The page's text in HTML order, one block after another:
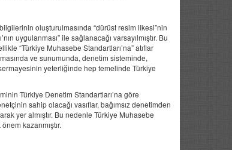
oluşturulmasında “dürüst resim ilkesi”nin
uygulanması” ile sağlanacağı varsayılmıştır. Bu
“Türkiye Muhasebe Standartları’na” atıflar
ve sunumunda, denetim sisteminde,
yeterliğinde hep temelinde Türkiye
Türkiye Denetim Standartları’na göre
sahip olacağı vasıflar, bağımsız denetimden
yer almıştır. Bu nedenle Türkiye Muhasebe
kazanmıştır.